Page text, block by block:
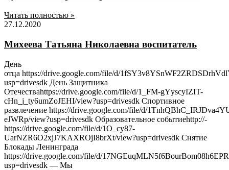
Читать полностью »
27.12.2020
Михеева Татьяна Николаевна воспитатель
День
отца https://drive.google.com/file/d/
usp=drivesdk День Защитника
Отечестваhttps://drive.google.com/file/d/1_FM-gYyscyIZIT-
cHn_j_ty6umZoJEHI/view?usp=drivesdk Спортивное
развлечение https://drive.google.com/file/d/
eJWRp/view?usp=drivesdk Образовательное событиеhttp://-
https://drive.google.com/file/d/1O_cy87-
UarNZR6O2xjJ7KAXROjI8brXt/view?usp=drivesdk Снятие
Блокады Ленинграда
https://drive.google.com/file/d/
usp=drivesdk — Мы